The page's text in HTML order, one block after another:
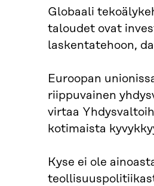
Globaali
taloudet ovat
laskentatehoon,
Euroopan
riippuvainen
virtaa
kotimaista
Kyse ei ole